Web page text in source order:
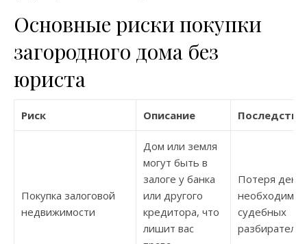
Основные риски покупки
загородного дома без
юриста
Риск Описание
Покупка залоговой
недвижимости
Дом или земля
могут быть в
залоге у банка
или другого
кредитора, что
лишит вас
Потеря
судебных